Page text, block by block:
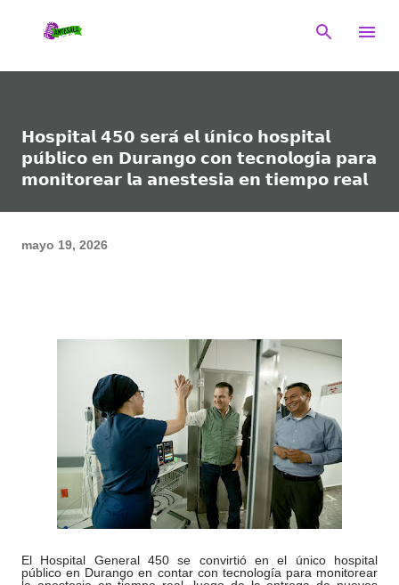
𝗛𝗼𝘀𝗽𝗶𝘁𝗮𝗹 𝟰𝟱𝟬 𝘀𝗲𝗿𝗮́ 𝗲𝗹 𝘂́𝗻𝗶𝗰𝗼 𝗵𝗼𝘀𝗽𝗶𝘁𝗮𝗹
𝗽𝘂́𝗯𝗹𝗶𝗰𝗼 𝗲𝗻 𝗗𝘂𝗿𝗮𝗻𝗴𝗼 𝗰𝗼𝗻 𝘁𝗲𝗰𝗻𝗼𝗹𝗼𝗴𝗶́𝗮 𝗽𝗮𝗿𝗮
𝗺𝗼𝗻𝗶𝘁𝗼𝗿𝗲𝗮𝗿 𝗹𝗮 𝗮𝗻𝗲𝘀𝘁𝗲𝘀𝗶𝗮 𝗲𝗻 𝘁𝗶𝗲𝗺𝗽𝗼 𝗿𝗲𝗮𝗹
mayo 19, 2026
El Hospital General 450 se convirtió en el único hospital
público en Durango en contar con tecnología para monitorear